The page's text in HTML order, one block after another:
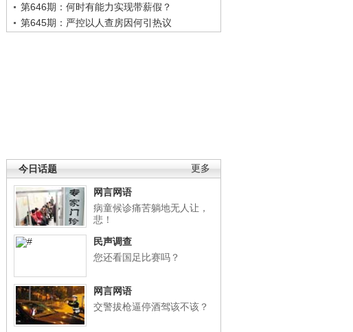
第646期：何时有能力实现带薪假？
第645期：严控以人查房因何引热议
更多
今日话题
网言网语
病童候诊痛苦躺地无人让，
悲！
民声调查
您还看国足比赛吗？
网言网语
交警拔枪逼停酒驾该不该？